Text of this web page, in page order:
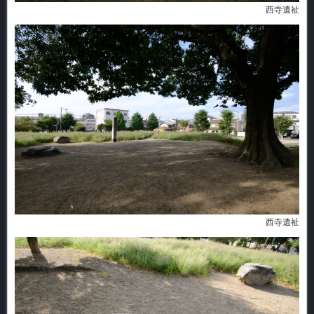
西寺遺祉
西寺遺祉